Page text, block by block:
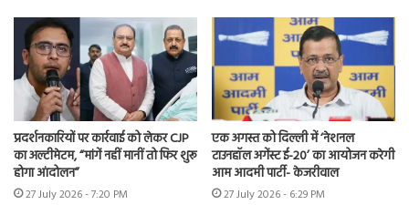
प्रदर्शनकारियों पर कार्रवाई को लेकर CJP
का अल्टीमेटम, “मांगें नहीं मानीं तो फिर शुरू
होगा आंदोलन”
27 July 2026 - 7:20 PM
एक अगस्त को दिल्ली में ‘नेशनल
टाउनहॉल अगेंस्ट ई-20’ का आयोजन करेगी
आम आदमी पार्टी- केजरीवाल
27 July 2026 - 6:29 PM